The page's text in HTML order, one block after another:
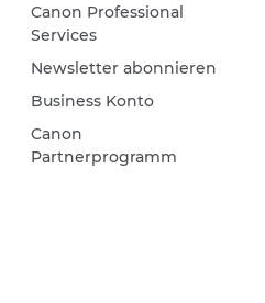
Canon Professional
Services
Newsletter abonnieren
Business Konto
Canon
Partnerprogramm